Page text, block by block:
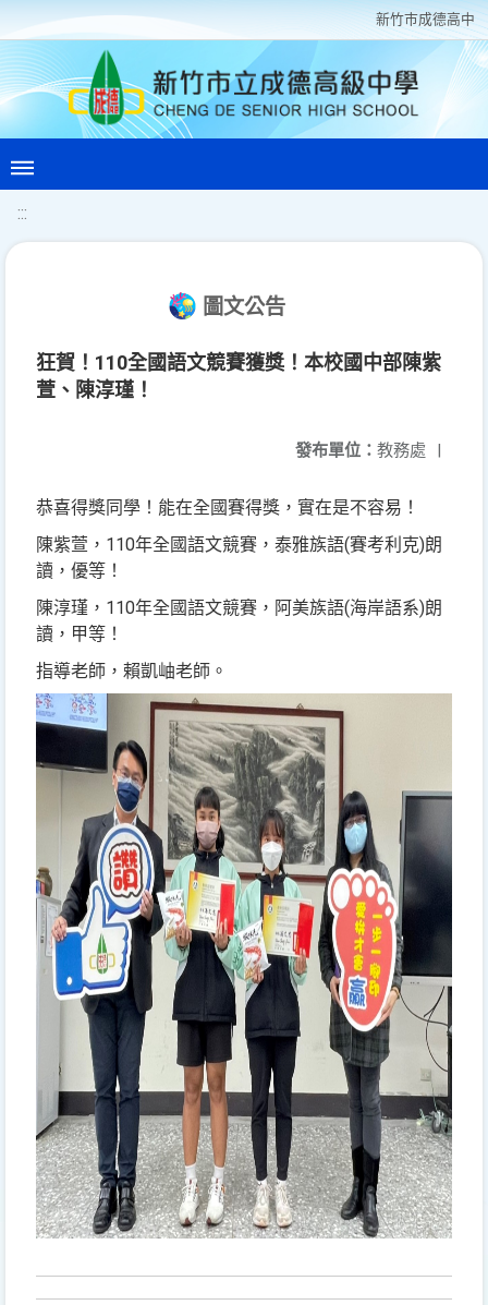
新竹巿成德高中
:::
圖文公告
狂賀！110全國語文競賽獲獎！本校國中部陳紫
萱、陳淳瑾！
發布單位： 教務處 |
恭喜得獎同學！能在全國賽得獎，實在是不容易！
陳紫萱，110年全國語文競賽，泰雅族語(賽考利克)朗
讀，優等！
陳淳瑾，110年全國語文競賽，阿美族語(海岸語系)朗
讀，甲等！
指導老師，賴凱岫老師。